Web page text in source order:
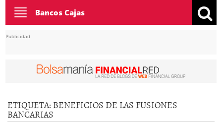
Toggle
navigation
Bancos Cajas
Publicidad
ETIQUETA: BENEFICIOS DE LAS FUSIONES
BANCARIAS